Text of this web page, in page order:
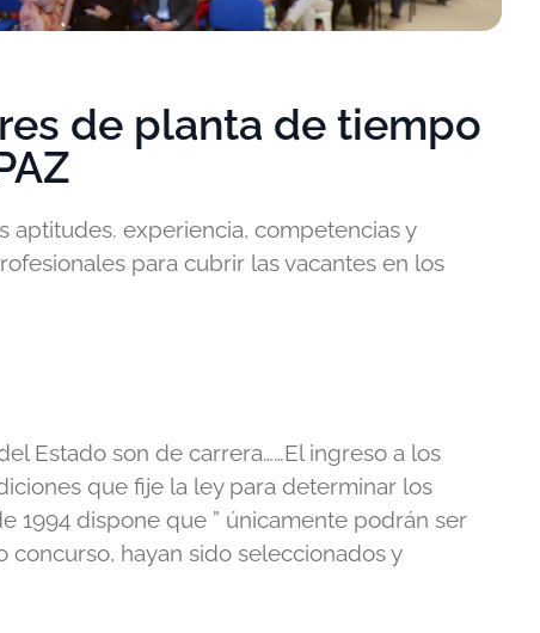
de planta de tiempo
aptitudes. experiencia, competencias y
para cubrir las vacantes en los
Estado son de carrera……El ingreso a los
que fije la ley para determinar los
1994 dispone que ” únicamente podrán ser
hayan sido seleccionados y